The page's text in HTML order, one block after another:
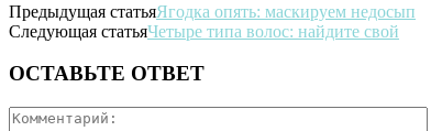
Предыдущая статьяЯгодка опять: маскируем недосып
Следующая статьяЧетыре типа волос: найдите свой
ОСТАВЬТЕ ОТВЕТ